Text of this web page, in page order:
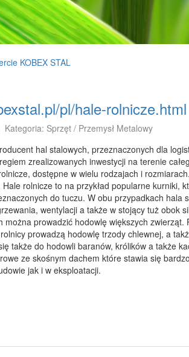
KOBEX STAL
pl/hale-rolnicze.html
Kategoria: Sprzęt / Przemysł Metalowy
hal stalowych, przeznaczonych dla
zrealizowanych inwestycji na terenie
dostępne w wielu rodzajach i
Hale rolnicze to na przykład popularne kurniki,
do tuczu. W obu przypadkach hala
wentylacji a także w stojący tuż obok
można prowadzić hodowlę większych zwierząt.
prowadzą hodowlę trzody chlewnej, a
także do hodowli baranów, królików a także
ze skośnym dachem które stawia się
jak i w eksploatacji.